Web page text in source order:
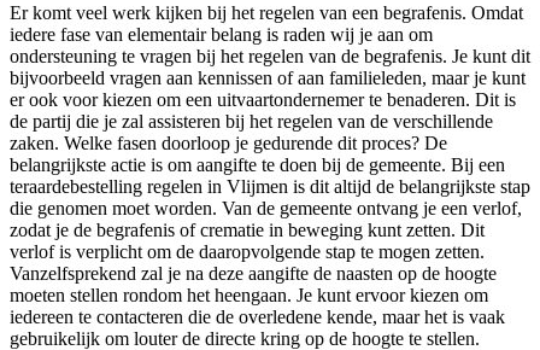
Er komt veel werk kijken bij het regelen van een begrafenis. Omdat
iedere fase van elementair belang is raden wij je aan om
ondersteuning te vragen bij het regelen van de begrafenis. Je kunt dit
bijvoorbeeld vragen aan kennissen of aan familieleden, maar je kunt
er ook voor kiezen om een uitvaartondernemer te benaderen. Dit is
de partij die je zal assisteren bij het regelen van de verschillende
zaken. Welke fasen doorloop je gedurende dit proces? De
belangrijkste actie is om aangifte te doen bij de gemeente. Bij een
teraardebestelling regelen in Vlijmen is dit altijd de belangrijkste stap
die genomen moet worden. Van de gemeente ontvang je een verlof,
zodat je de begrafenis of crematie in beweging kunt zetten. Dit
verlof is verplicht om de daaropvolgende stap te mogen zetten.
Vanzelfsprekend zal je na deze aangifte de naasten op de hoogte
moeten stellen rondom het heengaan. Je kunt ervoor kiezen om
iedereen te contacteren die de overledene kende, maar het is vaak
gebruikelijk om louter de directe kring op de hoogte te stellen.